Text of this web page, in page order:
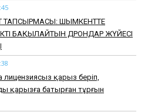
ТАПСЫРМАСЫ: ШЫМКЕНТТЕ
БАҚЫЛАЙТЫН ДРОНДАР ЖҮЙЕСІ
лицензиясыз қарыз беріп,
қарызға батырған тұрғын